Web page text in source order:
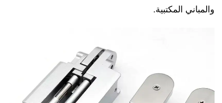
والمباني المكتبية.